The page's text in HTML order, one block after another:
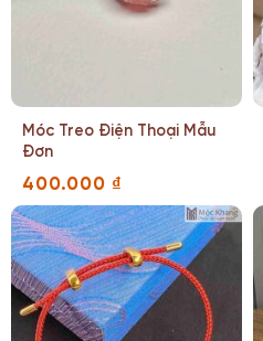
Móc Treo Điện Thoại Mẫu
Đơn
400.000 ₫